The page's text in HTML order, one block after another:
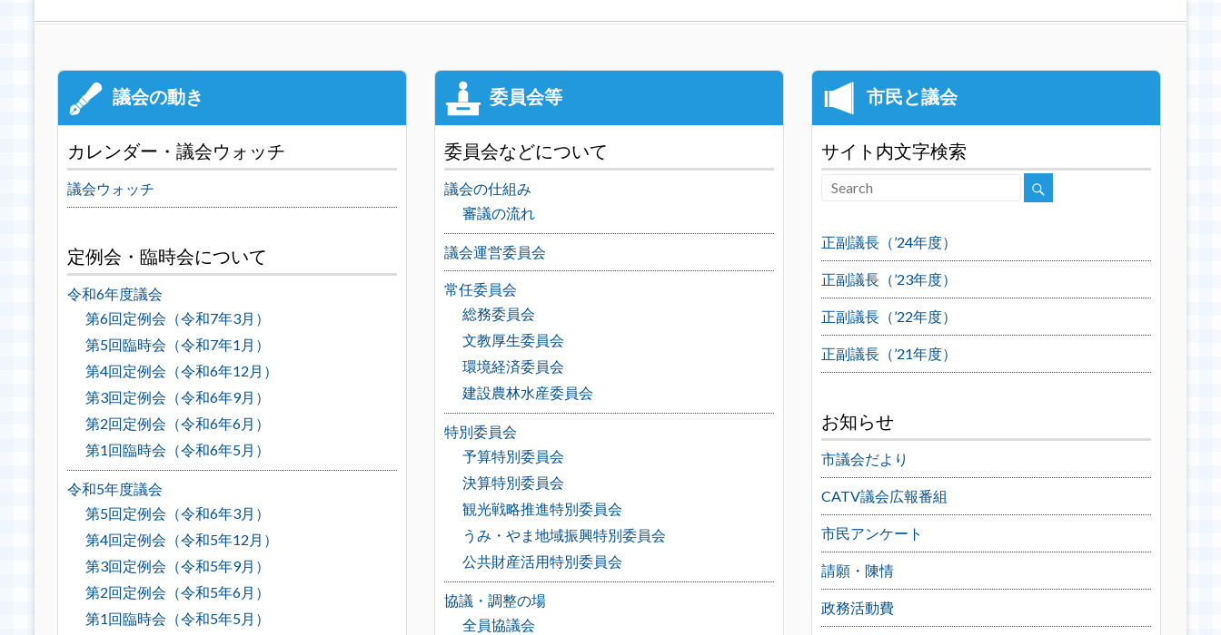
カレンダー・議会ウォッチ
議会ウォッチ
定例会・臨時会について
令和6年度議会
第6回定例会（令和7年3月）
第5回臨時会（令和7年1月）
第4回定例会（令和6年12月）
第3回定例会（令和6年9月）
第2回定例会（令和6年6月）
第1回臨時会（令和6年5月）
令和5年度議会
第5回定例会（令和6年3月）
第4回定例会（令和5年12月）
第3回定例会（令和5年9月）
第2回定例会（令和5年6月）
第1回臨時会（令和5年5月）
委員会などについて
議会の仕組み
審議の流れ
議会運営委員会
常任委員会
総務委員会
文教厚生委員会
環境経済委員会
建設農林水産委員会
特別委員会
予算特別委員会
決算特別委員会
観光戦略推進特別委員会
うみ・やま地域振興特別委員会
公共財産活用特別委員会
協議・調整の場
全員協議会
サイト内文字検索
正副議長（’24年度）
正副議長（’23年度）
正副議長（’22年度）
正副議長（’21年度）
お知らせ
市議会だより
CATV議会広報番組
市民アンケート
請願・陳情
政務活動費